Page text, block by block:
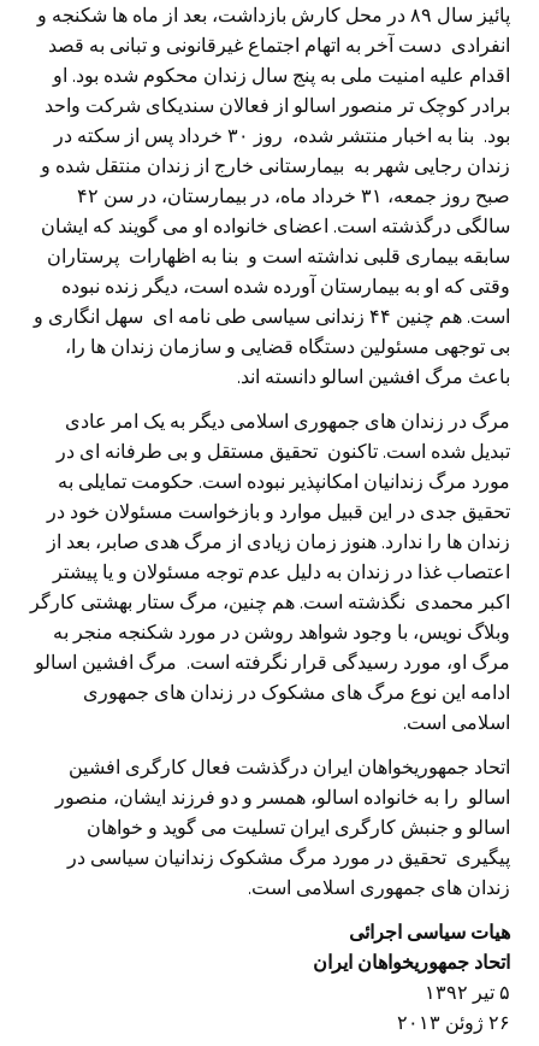
پائیز سال ۸۹ در محل کارش بازداشت، بعد از ماه ها شکنجه و
انفرادی دست آخر به اتهام اجتماع غیرقانونی و تبانی به قصد
اقدام علیه امنیت ملی به پنج سال زندان محکوم شده بود. او
برادر کوچک تر منصور اسالو از فعالان سندیکای شرکت واحد
بود. بنا به اخبار منتشر شده، روز ۳۰ خرداد پس از سکته در
زندان رجایی شهر به بیمارستانی خارج از زندان منتقل شده و
صبح روز جمعه، ۳۱ خرداد ماه، در بیمارستان، در سن ۴۲
سالگی درگذشته است. اعضای خانواده او می گویند که ایشان
سابقه بیماری قلبی نداشته است‫ و‬ بنا به اظهارات پرستاران
وقتی که او به بیمارستان آورده شده است، دیگر زنده نبوده
است. هم چنین ۴۴ زندانی سیاسی طی نامه ای سهل انگاری و
بی توجهی مسئولین دستگاه قضایی و سازمان زندان ها را،
باعث مرگ افشین اسالو دانسته اند.
‎مرگ در زندان های جمهوری اسلامی دیگر به یک امر عادی
تبدیل شده است. تاکنون تحقیق مستقل و بی طرفانه ای در
مورد مرگ زندانیان امکانپذیر نبوده است. حکومت تمایلی به
تحقیق جدی در این قبیل موارد و بازخواست مسئولان خود در
زندان ها را ندارد. هنوز زمان زیادی از مرگ هدی صابر، بعد از
اعتصاب غذا در زندان به دلیل عدم توجه مسئولان و یا پیشتر
اکبر محمدی نگذشته است. هم چنین، مرگ ستار بهشتی کارگر
وبلاگ نویس، با وجود شواهد روشن در مورد شکنجه منجر به
مرگ او، مورد رسیدگی قرار نگرفته است. مرگ افشین اسالو
ادامه این نوع مرگ های مشکوک در زندان های جمهوری
اسلامی است.
‎اتحاد جمهوریخواهان ایران درگذشت فعال کارگری افشین
اسالو را به خانواده اسالو، همسر و دو فرزند ایشان، منصور
اسالو و جنبش کارگری ایران تسلیت می گوید و خواهان
پیگیری تحقیق در مورد مرگ مشکوک زندانیان سیاسی در
زندان های جمهوری اسلامی است.
‎۵ تیر ۱۳۹۲
۲۶ ژوئن ۲۰۱۳